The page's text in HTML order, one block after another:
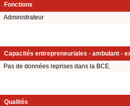
Fonctions
Administrateur
Capacités entrepreneuriales - ambulant -
Pas de données reprises dans la BCE.
Qualités